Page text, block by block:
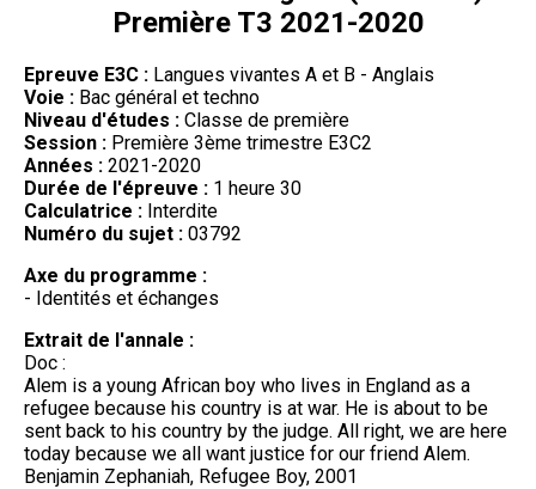
Première T3 2021-2020
Epreuve E3C : Langues vivantes A et B - Anglais
Voie : Bac général et techno
Niveau d'études : Classe de première
Session : Première 3ème trimestre E3C2
Années : 2021-2020
Durée de l'épreuve : 1 heure 30
Calculatrice : Interdite
Numéro du sujet : 03792
Axe du programme :
- Identités et échanges
Extrait de l'annale :
Doc :
Alem is a young African boy who lives in England as a
refugee because his country is at war. He is about to be
sent back to his country by the judge. All right, we are here
today because we all want justice for our friend Alem.
Benjamin Zephaniah, Refugee Boy, 2001